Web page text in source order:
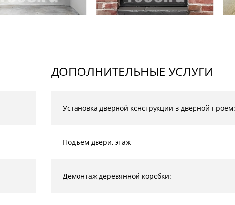
ДОПОЛНИТЕЛЬНЫЕ УСЛУГИ
Установка дверной конструкции в дверной проем:
Подъем двери, этаж
Демонтаж деревянной коробки: